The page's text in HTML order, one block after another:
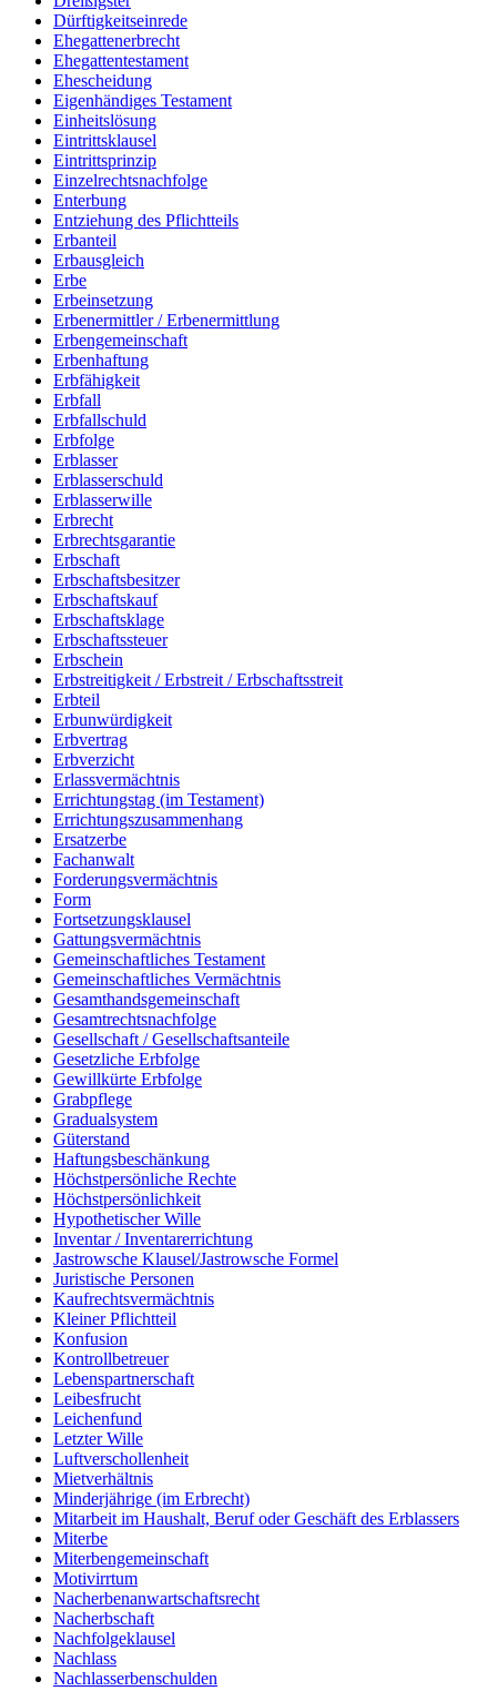
Dürftigkeitseinrede
Ehegattenerbrecht
Ehegattentestament
Ehescheidung
Eigenhändiges Testament
Einheitslösung
Eintrittsklausel
Eintrittsprinzip
Einzelrechtsnachfolge
Enterbung
Entziehung des Pflichtteils
Erbanteil
Erbausgleich
Erbe
Erbeinsetzung
Erbenermittler / Erbenermittlung
Erbengemeinschaft
Erbenhaftung
Erbfähigkeit
Erbfall
Erbfallschuld
Erbfolge
Erblasser
Erblasserschuld
Erblasserwille
Erbrecht
Erbrechtsgarantie
Erbschaft
Erbschaftsbesitzer
Erbschaftskauf
Erbschaftsklage
Erbschaftssteuer
Erbschein
Erbstreitigkeit / Erbstreit / Erbschaftsstreit
Erbteil
Erbunwürdigkeit
Erbvertrag
Erbverzicht
Erlassvermächtnis
Errichtungstag (im Testament)
Errichtungszusammenhang
Ersatzerbe
Fachanwalt
Forderungsvermächtnis
Form
Fortsetzungsklausel
Gattungsvermächtnis
Gemeinschaftliches Testament
Gemeinschaftliches Vermächtnis
Gesamthandsgemeinschaft
Gesamtrechtsnachfolge
Gesellschaft / Gesellschaftsanteile
Gesetzliche Erbfolge
Gewillkürte Erbfolge
Grabpflege
Gradualsystem
Güterstand
Haftungsbeschänkung
Höchstpersönliche Rechte
Höchstpersönlichkeit
Hypothetischer Wille
Inventar / Inventarerrichtung
Jastrowsche Klausel/Jastrowsche Formel
Juristische Personen
Kaufrechtsvermächtnis
Kleiner Pflichtteil
Konfusion
Kontrollbetreuer
Lebenspartnerschaft
Leibesfrucht
Leichenfund
Letzter Wille
Luftverschollenheit
Mietverhältnis
Minderjährige (im Erbrecht)
Mitarbeit im Haushalt, Beruf oder Geschäft des Erblassers
Miterbe
Miterbengemeinschaft
Motivirrtum
Nacherbenanwartschaftsrecht
Nacherbschaft
Nachfolgeklausel
Nachlass
Nachlasserbenschulden